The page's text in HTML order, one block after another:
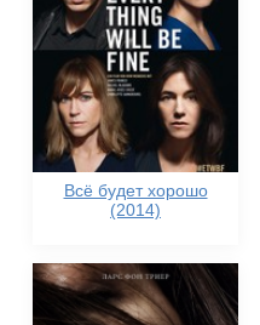
Всё будет хорошо
(2014)